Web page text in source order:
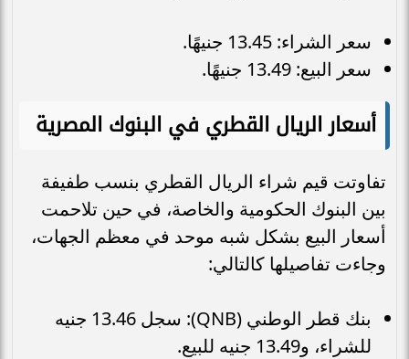
سعر الشراء: 13.45 جنيهًا.
سعر البيع: 13.49 جنيهًا.
أسعار الريال القطري في البنوك المصرية
تفاوتت قيم شراء الريال القطري بنسب طفيفة
بين البنوك الحكومية والخاصة، في حين تلاحمت
أسعار البيع بشكل شبه موحد في معظم الجهات،
وجاءت تفاصيلها كالتالي:
بنك قطر الوطني (QNB): سجل 13.46 جنيه
للشراء، و13.49 جنيه للبيع.